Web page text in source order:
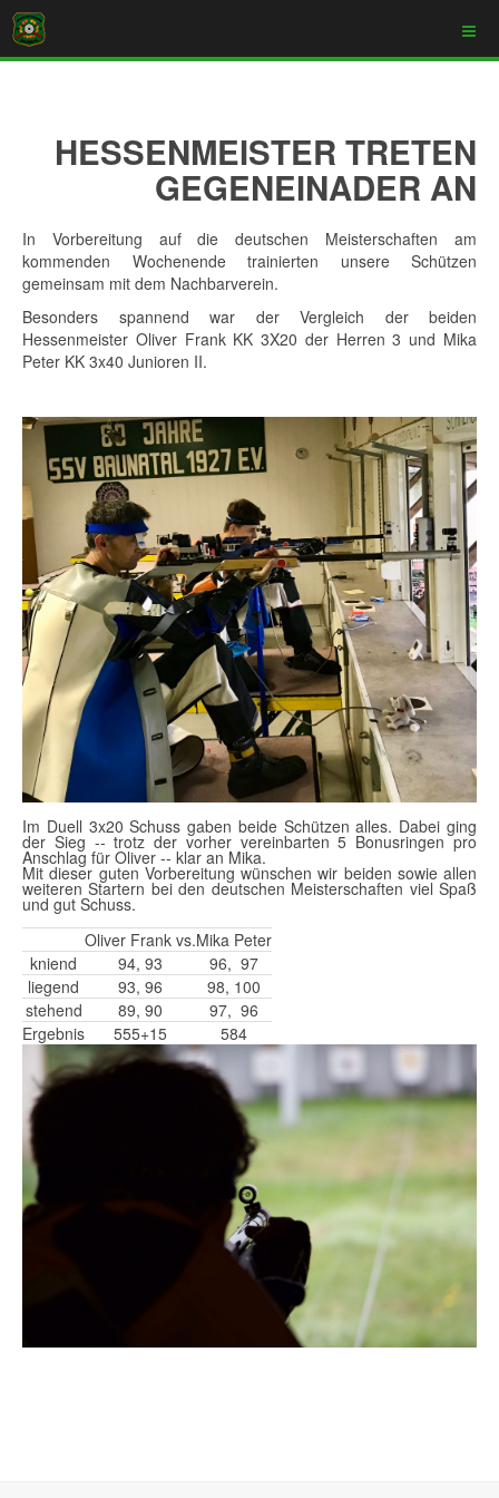
HESSENMEISTER TRETEN
GEGENEINADER AN
In Vorbereitung auf die deutschen Meisterschaften am
kommenden Wochenende trainierten unsere Schützen
gemeinsam mit dem Nachbarverein.
Besonders spannend war der Vergleich der beiden
Hessenmeister Oliver Frank KK 3X20 der Herren 3 und Mika
Peter KK 3x40 Junioren II.
Im Duell 3x20 Schuss gaben beide Schützen alles. Dabei ging
der Sieg -- trotz der vorher vereinbarten 5 Bonusringen pro
Anschlag für Oliver -- klar an Mika.
Mit dieser guten Vorbereitung wünschen wir beiden sowie allen
weiteren Startern bei den deutschen Meisterschaften viel Spaß
und gut Schuss.
Oliver Frank vs.Mika Peter
kniend
94, 93
96, 97
liegend
93, 96
98, 100
stehend
89, 90
97, 96
Ergebnis
555+15 584